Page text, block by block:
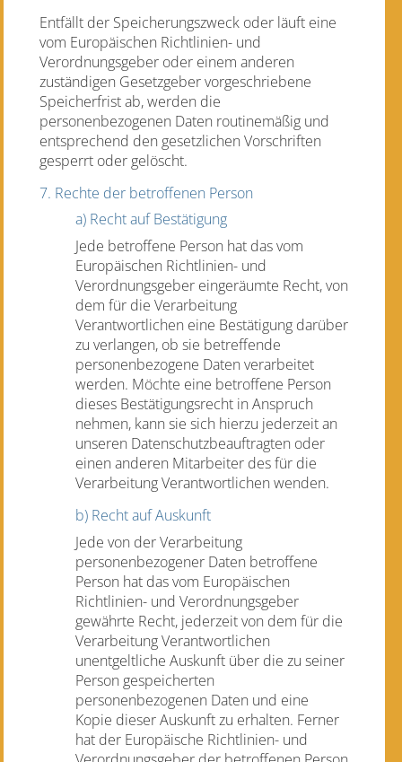
Entfällt der Speicherungszweck oder läuft eine
vom Europäischen Richtlinien- und
Verordnungsgeber oder einem anderen
zuständigen Gesetzgeber vorgeschriebene
Speicherfrist ab, werden die
personenbezogenen Daten routinemäßig und
entsprechend den gesetzlichen Vorschriften
gesperrt oder gelöscht.
7. Rechte der betroffenen Person
a) Recht auf Bestätigung
Jede betroffene Person hat das vom
Europäischen Richtlinien- und
Verordnungsgeber eingeräumte Recht, von
dem für die Verarbeitung
Verantwortlichen eine Bestätigung darüber
zu verlangen, ob sie betreffende
personenbezogene Daten verarbeitet
werden. Möchte eine betroffene Person
dieses Bestätigungsrecht in Anspruch
nehmen, kann sie sich hierzu jederzeit an
unseren Datenschutzbeauftragten oder
einen anderen Mitarbeiter des für die
Verarbeitung Verantwortlichen wenden.
b) Recht auf Auskunft
Jede von der Verarbeitung
personenbezogener Daten betroffene
Person hat das vom Europäischen
Richtlinien- und Verordnungsgeber
gewährte Recht, jederzeit von dem für die
Verarbeitung Verantwortlichen
unentgeltliche Auskunft über die zu seiner
Person gespeicherten
personenbezogenen Daten und eine
Kopie dieser Auskunft zu erhalten. Ferner
hat der Europäische Richtlinien- und